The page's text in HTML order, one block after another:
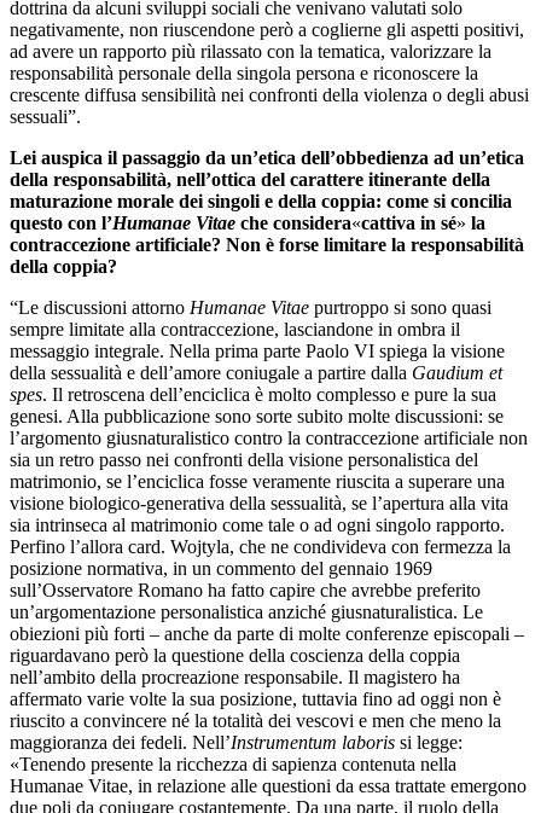
dottrina da alcuni sviluppi sociali che venivano valutati solo
negativamente, non riuscendone però a coglierne gli aspetti positivi,
ad avere un rapporto più rilassato con la tematica, valorizzare la
responsabilità personale della singola persona e riconoscere la
crescente diffusa sensibilità nei confronti della violenza o degli abusi
sessuali”.
Lei auspica il passaggio da un’etica dell’obbedienza ad un’etica
della responsabilità, nell’ottica del carattere itinerante della
maturazione morale dei singoli e della coppia: come si concilia
questo con l’Humanae Vitae che considera«cattiva in sé» la
contraccezione artificiale? Non è forse limitare la responsabilità
della coppia?
“Le discussioni attorno Humanae Vitae purtroppo si sono quasi
sempre limitate alla contraccezione, lasciandone in ombra il
messaggio integrale. Nella prima parte Paolo VI spiega la visione
della sessualità e dell’amore coniugale a partire dalla Gaudium et
spes. Il retroscena dell’enciclica è molto complesso e pure la sua
genesi. Alla pubblicazione sono sorte subito molte discussioni: se
l’argomento giusnaturalistico contro la contraccezione artificiale non
sia un retro passo nei confronti della visione personalistica del
matrimonio, se l’enciclica fosse veramente riuscita a superare una
visione biologico-generativa della sessualità, se l’apertura alla vita
sia intrinseca al matrimonio come tale o ad ogni singolo rapporto.
Perfino l’allora card. Wojtyla, che ne condivideva con fermezza la
posizione normativa, in un commento del gennaio 1969
sull’Osservatore Romano ha fatto capire che avrebbe preferito
un’argomentazione personalistica anziché giusnaturalistica. Le
obiezioni più forti – anche da parte di molte conferenze episcopali –
riguardavano però la questione della coscienza della coppia
nell’ambito della procreazione responsabile. Il magistero ha
affermato varie volte la sua posizione, tuttavia fino ad oggi non è
riuscito a convincere né la totalità dei vescovi e men che meno la
maggioranza dei fedeli. Nell’Instrumentum laboris si legge:
«Tenendo presente la ricchezza di sapienza contenuta nella
Humanae Vitae, in relazione alle questioni da essa trattate emergono
due poli da coniugare costantemente. Da una parte, il ruolo della